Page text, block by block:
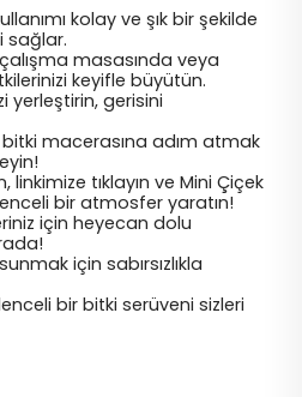
kolay ve şık bir şekilde
sağlar.
masasında veya
keyifle büyütün.
yerleştirin, gerisini
macerasına adım atmak
tıklayın ve Mini Çiçek
bir atmosfer yaratın!
için heyecan dolu
için sabırsızlıkla
bir bitki serüveni sizleri